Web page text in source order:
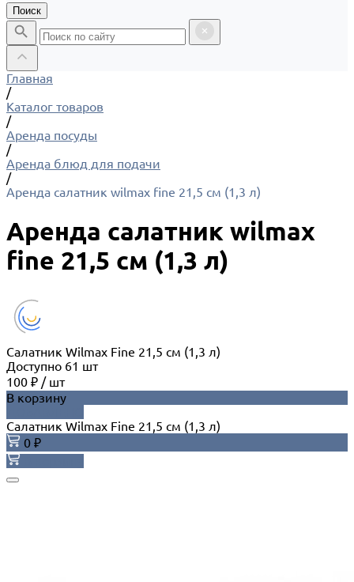
Поиск
Главная
/
Каталог товаров
/
Аренда посуды
/
Аренда блюд для подачи
/
Аренда салатник wilmax fine 21,5 см (1,3 л)
Аренда салатник wilmax
fine 21,5 см (1,3 л)
Салатник Wilmax Fine 21,5 см (1,3 л)
Доступно 61 шт
100 ₽ / шт
В корзину
Салатник Wilmax Fine 21,5 см (1,3 л)
0 ₽